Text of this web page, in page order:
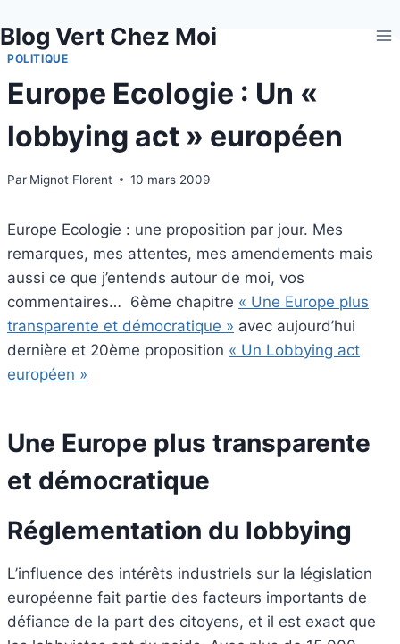
au
contenu
Blog Vert Chez Moi
POLITIQUE
Europe Ecologie : Un «
lobbying act » européen
Par Mignot Florent 10 mars 2009
Europe Ecologie : une proposition par jour. Mes
remarques, mes attentes, mes amendements mais
aussi ce que j’entends autour de moi, vos
commentaires… 6ème chapitre « Une Europe plus
transparente et démocratique » avec aujourd’hui
dernière et 20ème proposition « Un Lobbying act
européen »
Une Europe plus transparente
et démocratique
Réglementation du lobbying
L’influence des intérêts industriels sur la législation
européenne fait partie des facteurs importants de
défiance de la part des citoyens, et il est exact que